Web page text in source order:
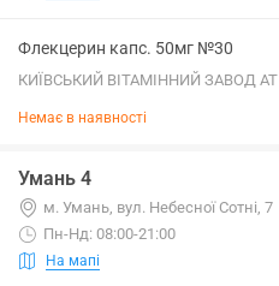
Флекцерин капс. 50мг №30
КИЇВСЬКИЙ ВІТАМІННИЙ ЗАВОД АТ
Немає в наявності
Умань 4
м. Умань, вул. Небесної Сотні, 7
Пн-Нд: 08:00-21:00
На мапі